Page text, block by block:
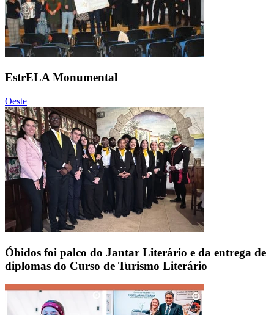
EstrELA Monumental
Oeste
Óbidos foi palco do Jantar Literário e da entrega de
diplomas do Curso de Turismo Literário